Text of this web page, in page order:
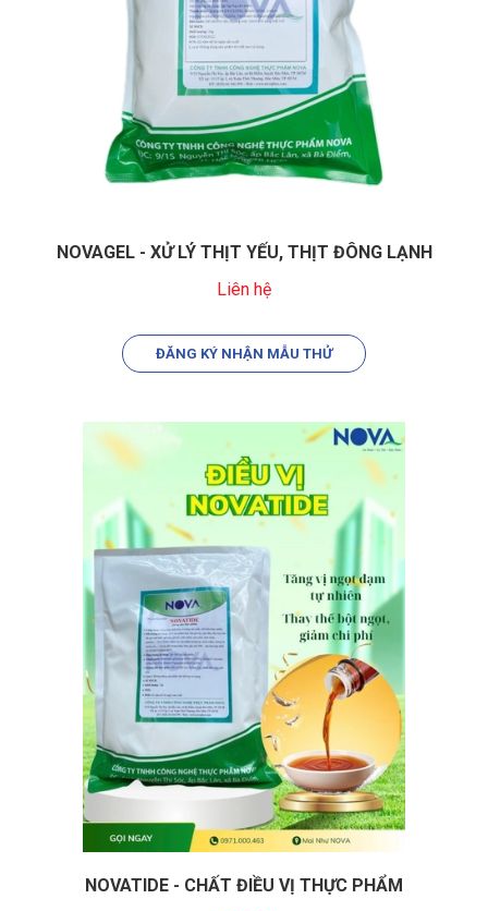
NOVAGEL - XỬ LÝ THỊT YẾU, THỊT ĐÔNG LẠNH
Liên hệ
ĐĂNG KÝ NHẬN MẪU THỬ
NOVATIDE - CHẤT ĐIỀU VỊ THỰC PHẨM